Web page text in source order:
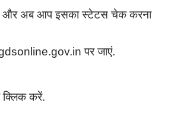
है और अब आप इसका स्टेटस चेक करना
पर जाएं.
क्लिक करें.